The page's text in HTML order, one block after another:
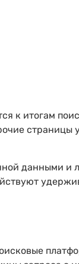
к итогам
страницы
данными и